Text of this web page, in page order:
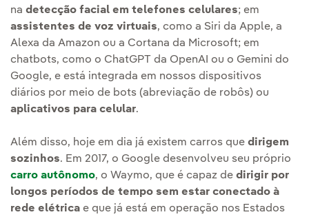
na detecção facial em telefones celulares; em
assistentes de voz virtuais, como a Siri da Apple, a
Alexa da Amazon ou a Cortana da Microsoft; em
chatbots, como o ChatGPT da OpenAI ou o Gemini do
Google, e está integrada em nossos dispositivos
diários por meio de bots (abreviação de robôs) ou
aplicativos para celular.
Além disso, hoje em dia já existem carros que dirigem
sozinhos. Em 2017, o Google desenvolveu seu próprio
carro autônomo, o Waymo, que é capaz de dirigir por
longos períodos de tempo sem estar conectado à
rede elétrica e que já está em operação nos Estados